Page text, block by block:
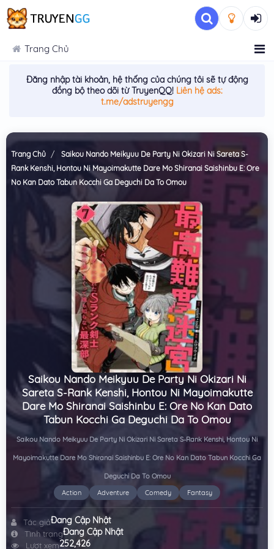
Trang Chủ
Đăng nhập tài khoản, hệ thống của chúng tôi sẽ tự động
đồng bộ theo dõi từ TruyenQQ! Liên hệ ads:
t.me/adstruyengg
Trang Chủ
Saikou Nando Meikyuu De Party Ni Okizari Ni Sareta S-
Rank Kenshi, Hontou Ni Mayoimakutte Dare Mo Shiranai Saishinbu E: Ore
No Kan Dato Tabun Kocchi Ga Deguchi Da To Omou
Saikou Nando Meikyuu De Party Ni Okizari Ni
Sareta S-Rank Kenshi, Hontou Ni Mayoimakutte
Dare Mo Shiranai Saishinbu E: Ore No Kan Dato
Tabun Kocchi Ga Deguchi Da To Omou
Saikou Nando Meikyuu De Party Ni Okizari Ni Sareta S-Rank Kenshi, Hontou Ni
Mayoimakutte Dare Mo Shiranai Saishinbu E: Ore No Kan Dato Tabun Kocchi Ga
Deguchi Da To Omou
Action
Adventure Comedy Fantasy
Tác giảĐang Cập Nhật
Tình trạngĐang Cập Nhật
Lượt xem252,426